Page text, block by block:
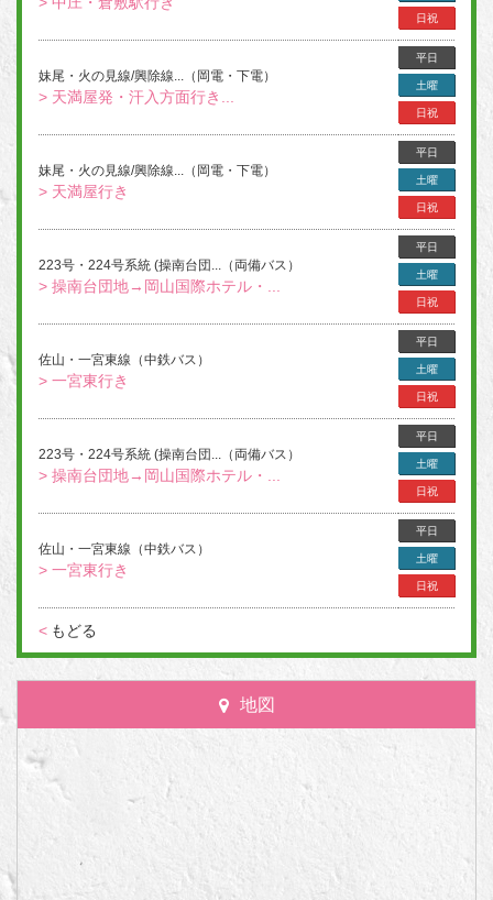
日祝
妹尾・火の見線/興除線...（岡電・下電）
> 天満屋発・汗入方面行き...
平日
土曜
日祝
妹尾・火の見線/興除線...（岡電・下電）
> 天満屋行き
平日
土曜
日祝
223号・224号系統 (操南台団...（両備バス）
> 操南台団地→岡山国際ホテル・...
平日
土曜
日祝
佐山・一宮東線（中鉄バス）
> 一宮東行き
平日
土曜
日祝
223号・224号系統 (操南台団...（両備バス）
> 操南台団地→岡山国際ホテル・...
平日
土曜
日祝
佐山・一宮東線（中鉄バス）
> 一宮東行き
平日
土曜
日祝
< もどる
地図